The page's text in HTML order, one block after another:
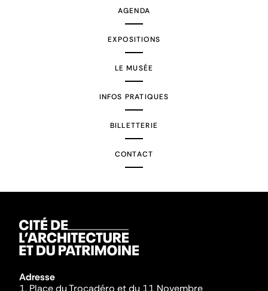
AGENDA
EXPOSITIONS
LE MUSÉE
INFOS PRATIQUES
BILLETTERIE
CONTACT
Adresse
1, Place du Trocadéro et du 11 Novembre